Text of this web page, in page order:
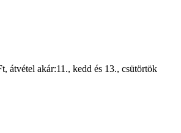
, átvétel akár:11., kedd és 13., csütörtök